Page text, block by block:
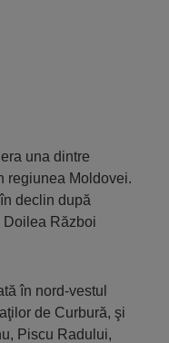
una dintre
regiunea Moldovei.
declin după
Doilea Război
în nord-vestul
de Curbură, şi
Piscu Radului,